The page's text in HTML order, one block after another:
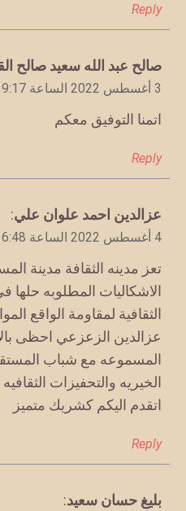
Reply
يقول
صالح عبد الله سعيد صالح
3 أغسطس 2022 الساعة 9:17 م
اتمنا التوفيق معكم
Reply
يقول
عزالدين احمد علوان علي:
4 أغسطس 2022 الساعة 6:48 م
تعز مدينه الثقافة مدينة
الاشكاليات المطلوبه حلها
الثقافية لمقاومة الواقع
عزالدين الزعزعي احظى
المسموعه مع شباب
الخيريه والتحفيزات الثقافيه
اتقدم اليكم كشريك متميز
Reply
يقول
بليغ حسان سعيد: